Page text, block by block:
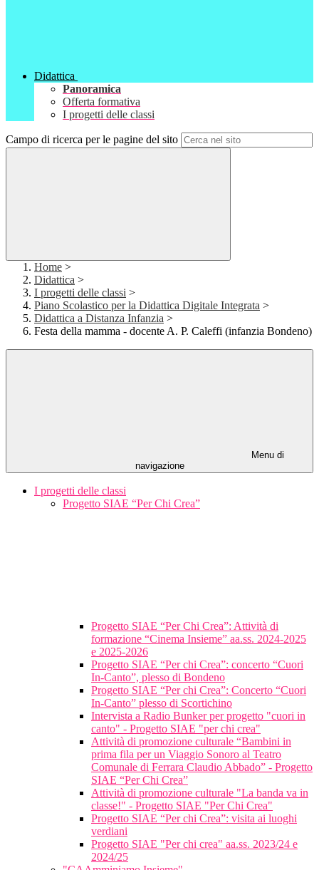
Didattica
Panoramica
Offerta formativa
I progetti delle classi
Campo di ricerca per le pagine del sito
Home >
Didattica >
I progetti delle classi >
Piano Scolastico per la Didattica Digitale Integrata >
Didattica a Distanza Infanzia >
Festa della mamma - docente A. P. Caleffi (infanzia Bondeno)
Menu di
navigazione
I progetti delle classi
Progetto SIAE “Per Chi Crea”
Progetto SIAE “Per Chi Crea”: Attività di
formazione “Cinema Insieme” aa.ss. 2024-2025
e 2025-2026
Progetto SIAE “Per chi Crea”: concerto “Cuori
In-Canto”, plesso di Bondeno
Progetto SIAE “Per chi Crea”: Concerto “Cuori
In-Canto” plesso di Scortichino
Intervista a Radio Bunker per progetto "cuori in
canto" - Progetto SIAE "per chi crea"
Attività di promozione culturale “Bambini in
prima fila per un Viaggio Sonoro al Teatro
Comunale di Ferrara Claudio Abbado” - Progetto
SIAE “Per Chi Crea”
Attività di promozione culturale "La banda va in
classe!" - Progetto SIAE "Per Chi Crea"
Progetto SIAE “Per chi Crea”: visita ai luoghi
verdiani
Progetto SIAE "Per chi crea" aa.ss. 2023/24 e
2024/25